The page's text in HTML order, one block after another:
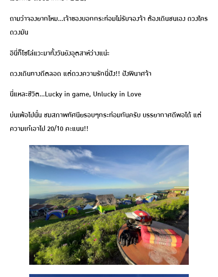
ถามว่าจองยากไหม…เจ้าของบอกกระท่อมไม่รับจองจ้า ต้องเดินชนเอง ดวงใคร
ดวงมัน
อินี่ก็โซโล่แวะมาทั้งวันยังอุตสาห์ว่างแน่ะ
ดวงเดินทางดีตลอด แต่ดวงความรักนี่ปัง!! ปังพินาศจ้า
นี่แหละชีวิต…Lucky in game, Unlucky in Love
บ่นเพ้อไปนั่น ชมสภาพทัศนียรอบๆกระท่อมกันครับ บรรยากาศดีพอได้ แต่
ความเก๋เอาไป 20/10 คะแนน!!